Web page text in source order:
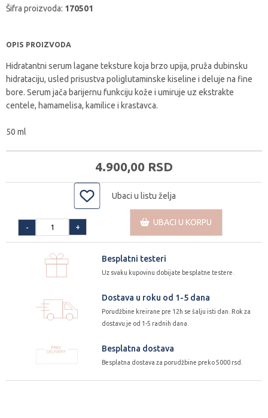
Šifra proizvoda: 170501
OPIS PROIZVODA
Hidratantni serum lagane teksture koja brzo upija, pruža dubinsku
hidrataciju, usled prisustva poliglutaminske kiseline i deluje na fine
bore. Serum jača barijernu funkciju kože i umiruje uz ekstrakte
centele, hamamelisa, kamilice i krastavca.
50 ml
4.900,00 RSD
+
-
Ubaci u listu želja
UBACI U KORPU
Besplatni testeri
Uz svaku kupovinu dobijate besplatne testere.
Dostava u roku od 1-5 dana
Porudžbine kreirane pre 12h se šalju isti dan. Rok za
dostavu je od 1-5 radnih dana.
Besplatna dostava
Besplatna dostava za porudžbine preko 5000 rsd.